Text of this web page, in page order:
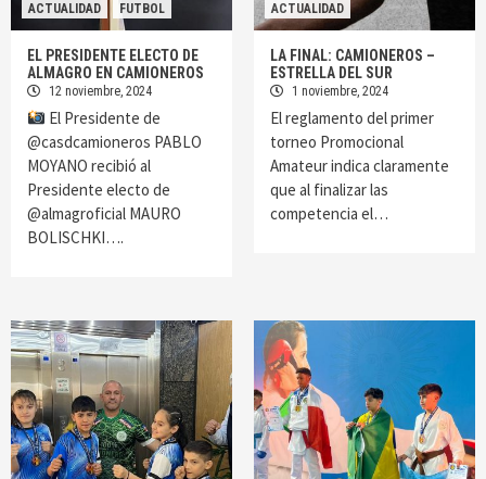
ACTUALIDAD FUTBOL
EL PRESIDENTE ELECTO DE
ALMAGRO EN CAMIONEROS
12 noviembre, 2024
El Presidente de
@casdcamioneros PABLO
MOYANO recibió al
Presidente electo de
@almagroficial MAURO
BOLISCHKI….
ACTUALIDAD
LA FINAL: CAMIONEROS –
ESTRELLA DEL SUR
1 noviembre, 2024
El reglamento del primer
torneo Promocional
Amateur indica claramente
que al finalizar las
competencia el…